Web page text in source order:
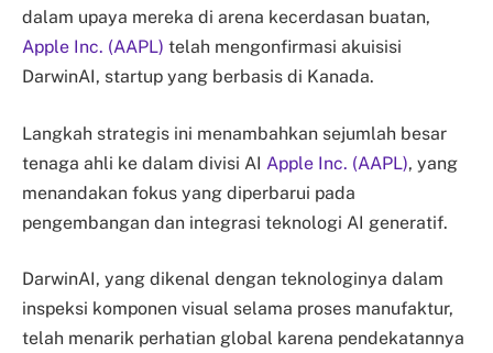
dalam upaya mereka di arena kecerdasan buatan,
Apple Inc. (AAPL) telah mengonfirmasi akuisisi
DarwinAI, startup yang berbasis di Kanada.
Langkah strategis ini menambahkan sejumlah besar
tenaga ahli ke dalam divisi AI Apple Inc. (AAPL), yang
menandakan fokus yang diperbarui pada
pengembangan dan integrasi teknologi AI generatif.
DarwinAI, yang dikenal dengan teknologinya dalam
inspeksi komponen visual selama proses manufaktur,
telah menarik perhatian global karena pendekatannya